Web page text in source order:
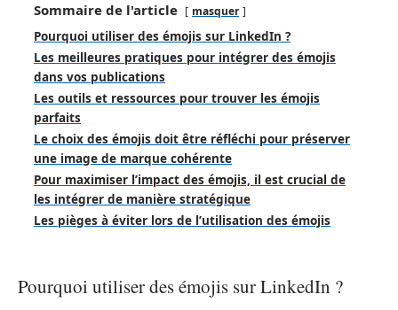
Sommaire de l'article masquer
Pourquoi utiliser des émojis sur LinkedIn ?
Les meilleures pratiques pour intégrer des émojis
dans vos publications
Les outils et ressources pour trouver les émojis
parfaits
Le choix des émojis doit être réfléchi pour préserver
une image de marque cohérente
Pour maximiser l’impact des émojis, il est crucial de
les intégrer de manière stratégique
Les pièges à éviter lors de l’utilisation des émojis
Pourquoi utiliser des émojis sur LinkedIn ?